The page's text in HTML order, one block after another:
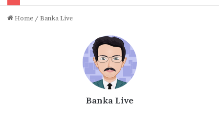
Home / Banka Live
Banka Live